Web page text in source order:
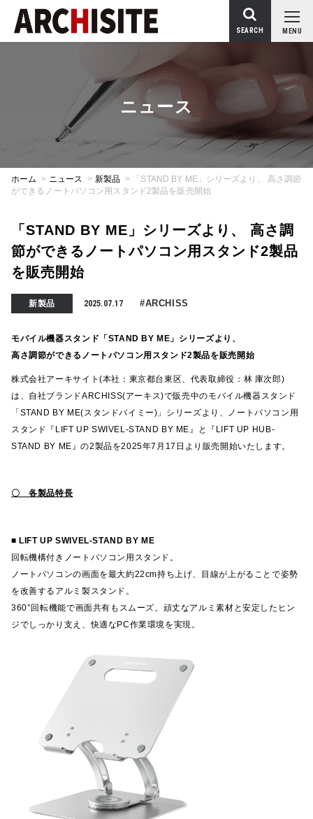
MENU
SEARCH
ニュース
ホーム > ニュース > 新製品 >
「STAND BY ME」シリーズより、 高さ調節
ができるノートパソコン用スタンド2製品を販売開始
「STAND BY ME」シリーズより、 高さ調
節ができるノートパソコン用スタンド2製品
を販売開始
新製品 2025.07.17 #ARCHISS
モバイル機器スタンド「STAND BY ME」シリーズより、
高さ調節ができるノートパソコン用スタンド2製品を販売開始
株式会社アーキサイト(本社：東京都台東区、代表取締役：林 庫次郎)
は、自社ブランドARCHISS(アーキス)で販売中のモバイル機器スタンド
「STAND BY ME(スタンドバイミー)」シリーズより、ノートパソコン用
スタンド『LIFT UP SWIVEL-STAND BY ME』と『LIFT UP HUB-
STAND BY ME』の2製品を2025年7月17日より販売開始いたします。
〇 各製品特長
■ LIFT UP SWIVEL-STAND BY ME
回転機構付きノートパソコン用スタンド。
ノートパソコンの画面を最大約22cm持ち上げ、目線が上がることで姿勢
を改善するアルミ製スタンド。
360°回転機能で画面共有もスムーズ。頑丈なアルミ素材と安定したヒン
ジでしっかり支え、快適なPC作業環境を実現。